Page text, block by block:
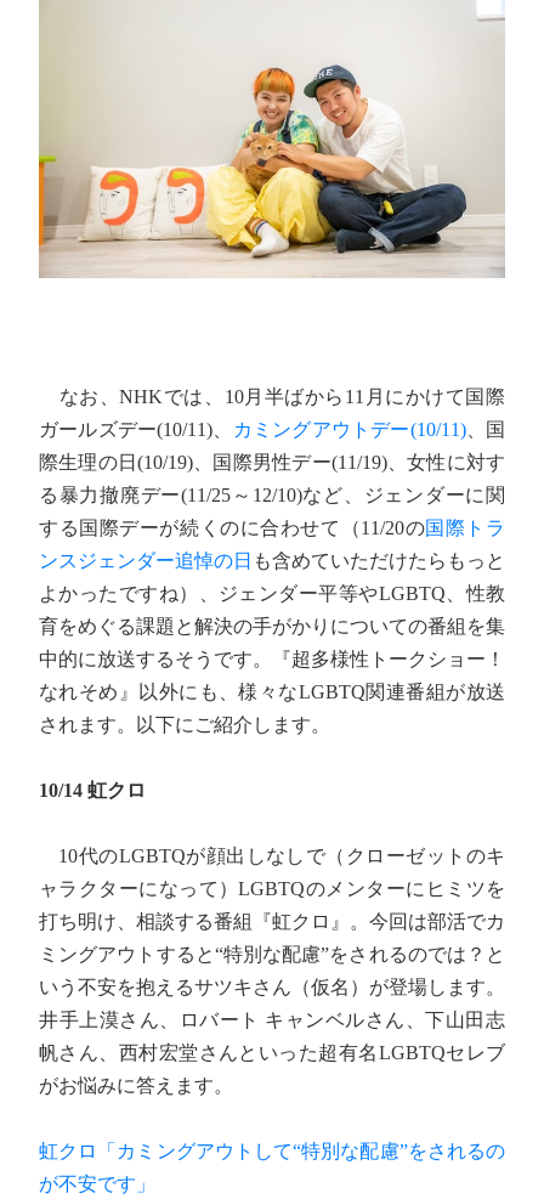
なお、NHKでは、10月半ばから11月にかけて国際
ガールズデー(10/11)、
カミングアウトデー(10/11)、国
際生理の日(10/19)、国際男性デー(11/19)、女性に対す
る暴力撤廃デー(11/25～12/10)など、ジェンダーに関
する国際デーが続くのに合わせて（11/20の国際トラ
ンスジェンダー追悼の日 も含めていただけたらもっと
よかったですね）、ジェンダー平等やLGBTQ、性教
育をめぐる課題と解決の手がかりについての番組を集
中的に放送するそうです。『超多様性トークショー！
なれそめ』以外にも、様々なLGBTQ関連番組が放送
されます。以下にご紹介します。
10/14 虹クロ
10代のLGBTQが顔出しなしで（クローゼットのキ
ャラクターになって）LGBTQのメンターにヒミツを
打ち明け、相談する番組『虹クロ』。今回は部活でカ
ミングアウトすると“特別な配慮”をされるのでは？と
いう不安を抱えるサツキさん（仮名）が登場します。
井手上漠さん、ロバート キャンベルさん、下山田志
帆さん、西村宏堂さんといった超有名LGBTQセレブ
がお悩みに答えます。
虹クロ「カミングアウトして“特別な配慮”をされるの
が不安です」